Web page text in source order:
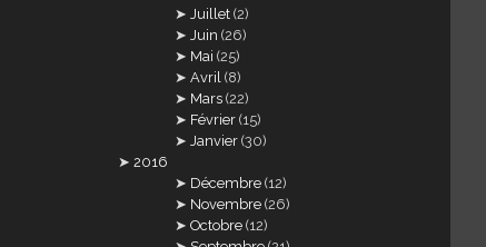
Juillet (2)
Juin (26)
Mai (25)
Avril (8)
Mars (22)
Février (15)
Janvier (30)
2016
Décembre (12)
Novembre (26)
Octobre (12)